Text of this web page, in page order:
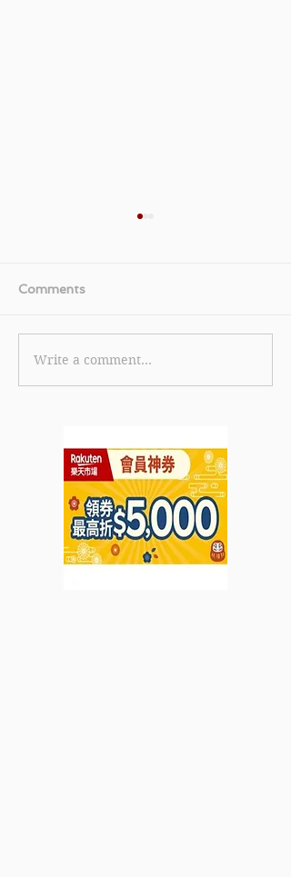
【HELENA
RUBINSTEIN HR優
惠 滿$3,600更可享4件皇
牌護膚禮遇 (優惠到2021
年8月31日)
Comments
Write a comment...